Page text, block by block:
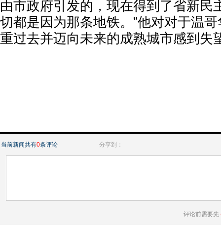
由市政府引发的，现在得到了省新民
切都是因为那条地铁。”他对对于温
重过去并迈向未来的成熟城市感到失
当前新闻共有0条评论 分享到：
评论前需要先